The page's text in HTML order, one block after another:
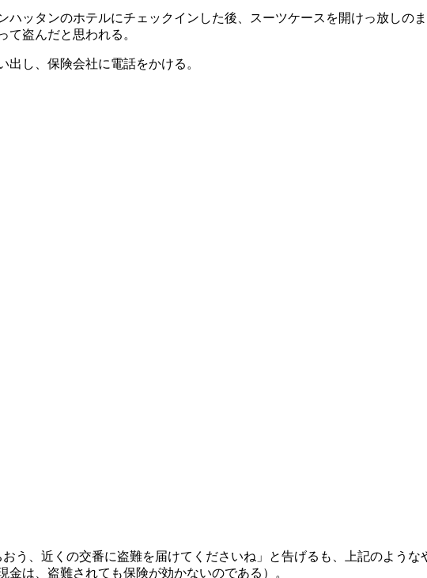
ハッタンのホテルにチェックインした後、スーツケースを開けっ放しの
て盗んだと思われる。
し、保険会社に電話をかける。
う、近くの交番に盗難を届けてくださいね」と告げるも、上記のよう
は、盗難されても保険が効かないのである）。